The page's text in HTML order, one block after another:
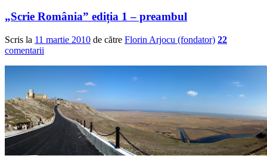
„Scrie România” ediția 1 – preambul
Scris la 11 martie 2010 de către Florin Arjocu (fondator) 22
comentarii